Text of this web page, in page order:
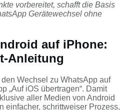
vorbereitet, schafft die Basis
Gerätewechsel ohne
auf iPhone:
Anleitung
Wechsel zu WhatsApp auf
„Auf iOS übertragen“. Damit
aller Medien von Android
einfacher, schrittweiser Prozess,